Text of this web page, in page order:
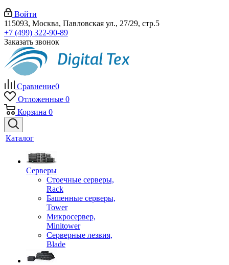
Войти
115093, Москва, Павловская ул., 27/29, стр.5
+7 (499) 322-90-89
Заказать звонок
Сравнение0
Отложенные 0
Корзина 0
Каталог
Серверы
Стоечные серверы,
Rack
Башенные серверы,
Tower
Микросервер,
Minitower
Серверные лезвия,
Blade